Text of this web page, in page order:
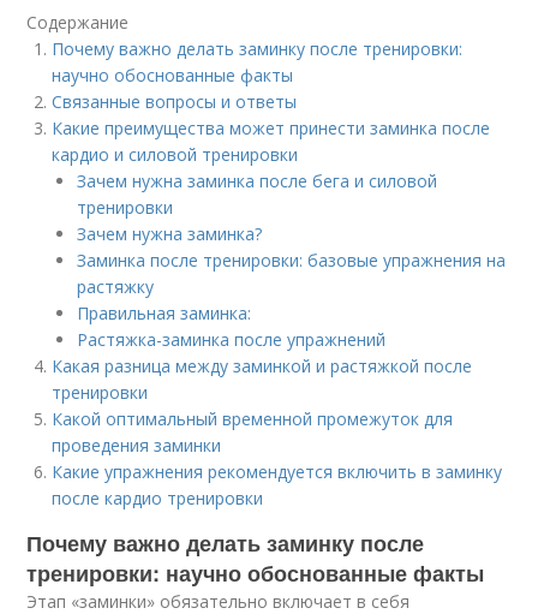
Содержание
Почему важно делать заминку после тренировки:
научно обоснованные факты
Связанные вопросы и ответы
Какие преимущества может принести заминка после
кардио и силовой тренировки
Зачем нужна заминка после бега и силовой
тренировки
Зачем нужна заминка?
Заминка после тренировки: базовые упражнения на
растяжку
Правильная заминка:
Растяжка-заминка после упражнений
Какая разница между заминкой и растяжкой после
тренировки
Какой оптимальный временной промежуток для
проведения заминки
Какие упражнения рекомендуется включить в заминку
после кардио тренировки
Почему важно делать заминку после
тренировки: научно обоснованные факты
Этап «заминки» обязательно включает в себя